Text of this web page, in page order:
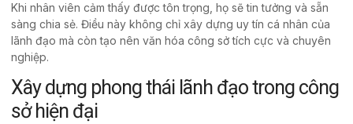
Khi nhân viên cảm thấy được tôn trọng, họ sẽ tin tưởng và sẵn
sàng chia sẻ. Điều này không chỉ xây dựng uy tín cá nhân của
lãnh đạo mà còn tạo nên văn hóa công sở tích cực và chuyên
nghiệp.
Xây dựng phong thái lãnh đạo trong công
sở hiện đại